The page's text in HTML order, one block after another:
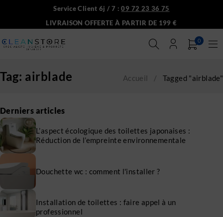
Service Client 6j / 7 :09 72 23 36 75
LIVRAISON OFFERTE À PARTIR DE 199 €
0
Tag: airblade Accueil / Tagged "airblade"
Derniers articles
L’aspect écologique des toilettes japonaises :
Réduction de l’empreinte environnementale
Douchette wc : comment l'installer ?
Installation de toilettes : faire appel à un
professionnel